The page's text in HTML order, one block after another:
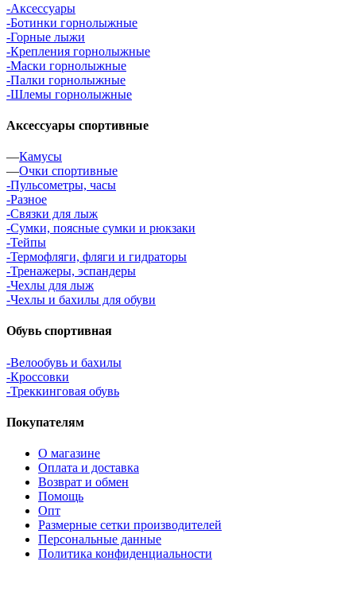
-Аксессуары
-Ботинки горнолыжные
-Горные лыжи
-Крепления горнолыжные
-Маски горнолыжные
-Палки горнолыжные
-Шлемы горнолыжные
Аксессуары спортивные
—Камусы
—Очки спортивные
-Пульсометры, часы
-Разное
-Связки для лыж
-Сумки, поясные сумки и рюкзаки
-Тейпы
-Термофляги, фляги и гидраторы
-Тренажеры, эспандеры
-Чехлы для лыж
-Чехлы и бахилы для обуви
Обувь спортивная
-Велообувь и бахилы
-Кроссовки
-Треккинговая обувь
Покупателям
О магазине
Оплата и доставка
Возврат и обмен
Помощь
Опт
Размерные сетки производителей
Персональные данные
Политика конфиденциальности